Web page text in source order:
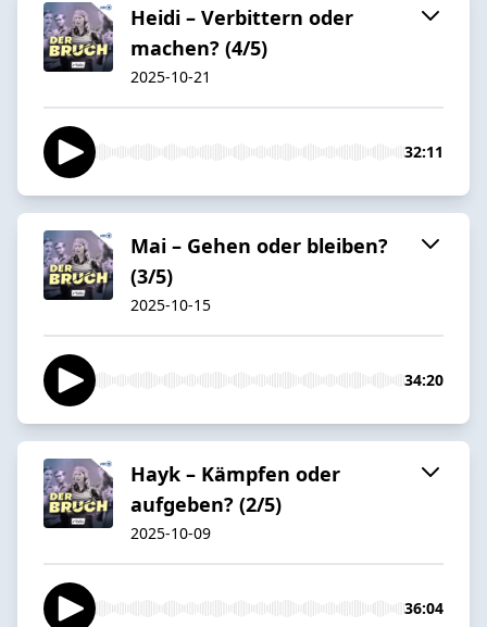
Heidi – Verbittern oder
machen? (4/5)
2025-10-21
32:11
Mai – Gehen oder bleiben?
(3/5)
2025-10-15
34:20
Hayk – Kämpfen oder
aufgeben? (2/5)
2025-10-09
36:04